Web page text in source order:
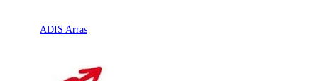
ADIS Arras